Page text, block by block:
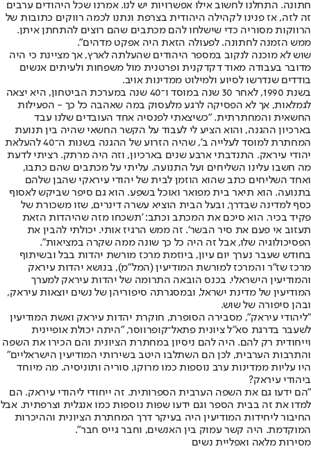
חתונה. התחלנו לחשוב אילו אפשרויות יש לנו. אמרנו שכל היהודים ערבים
זה לזה, אז פנינו לקהילה היהודית בצרפת ונתנו לכמה רווקים כתובות של
הרווקות מסוריה כדי שישלחו להם מכתבים שהם רוצים להתחתן איתן.
ממש הזמנה לחתונה. לפעולה הזאת היה אפקט מדהים".
שוש לא מוכנה לנקוב במספר היהודים שהעלתה לארץ, אך מציינת כי היה
מדובר בעבודה מאוד דקדקנית ופרטנית מול משפחות ולעיתים אנשים
בודדים שנדרשו לסיוע ולמילוט ממדינות אויב.
בשנת 1990, לאחר 30 שנה במוסד ו־40 שנה במערכת הביטחון, היא יצאה
לגמלאות, אך לא הפסיקה לרגע מלעסוק במה שאהבה כל כך - הפעילות
החשאית והמחתרתית. "כשיצאתי לפנסיה אחד העובדים שלנו עבד
בארכיון ההגנה, והוא הציע לי לעבוד על הקשר החשאי שהיה בין תנועת
המחתרת למוסד לעלייה ב', שהיה הזרוע של ההגנה בשנות ה־40 להעלאת
יהודי עיראק. התנדבתי ארבע שנים בארכיון, וזה היה מרתק. רציתי לדעת
מה חשבו עלינו השליחים ועל התנועה. עליתי על מכתבים שהם כתבו,
ואחד השליחים כתב שהוא הוזמן לבית של יהודי עיראקי שהבן שלהם
בתנועה. הוא תיאר בית מפואר ואוכל בשפע. הוא גם סיפר שביקש לאסוף
כסף למדינה שבדרך, ובעל הבית הוציא עשרה דינרים, שזו משכורת של
פקיד בכיר. הוא סיכם את המכתב וכתב: 'תשכחו מזה שהיהדות הזאת
תעזוב אי פעם את סיר הבשר'. זה ממש הרגיז אותי. יכולתי להבין את
הפסיכולוגיה שלו, אבל זה היה כל כך שונה ממה שקרה במציאות".
בחודש שעבר נערך יום עיון, ביוזמת מרכז מורשת יהדות בבל ובשיתוף
מרכז שז"ר והמרכז למורשת המודיעין (המל"מ), בנושא יהדות עיראק
והמודיעין הישראלי. בכנס הובאה התרומה של יהדות עיראק למערך
המודיעין של מדינת ישראל, ובמסגרתה סיפוריהן של נשים יוצאות עיראק,
ובהן סיפורה של שוש.
"ליהודי עיראק", מסבירה הסופרת, חוקרת יהדות עיראק ואשת המודיעין
לשעבר בדרגת סא"ל ציונית פתאל־קופרווסר, "היתה יכולת אופיינית
וייחודית רק להם. היה להם ניסיון במחתרת הציונית והם הכירו את השפה
והתרבות הערבית, לכן הם השתלבו היטב בשירותי המודיעין הישראליים"
היו עליות ממדינות ערב נוספות כמו מרוקו, סוריה ותוניסיה. מה מיוחד
ביהודי עיראק?
"הם ידעו גם את השפה הערבית הספרותית. זה ייחודי ליהודי עיראק. הם
למדו את זה בבית הספר וגם ידעו שפות נוספות כמו אנגלית וצרפתית. אבל
החיבור ליחידות המודיעין היה בעיקר דרך המחתרת הציונית וההיכרות
המוקדמת. היה קשר עמוק בין האנשים, וחבר גייס חבר".
מסירות מלאה ואפליית נשים